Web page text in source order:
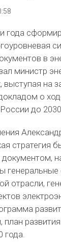
года
в
министр
на
о
до
стратегия
документом,
генеральные
отрасли,
года.